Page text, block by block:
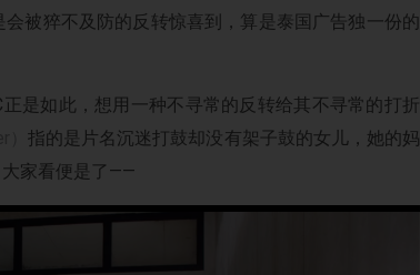
被猝不及防的反转惊喜到，算是泰国广告独一份的
是如此，想用一种不寻常的反转给其不寻常的打折
）指的是片名沉迷打鼓却没有架子鼓的女儿，她的妈
大家看便是了——